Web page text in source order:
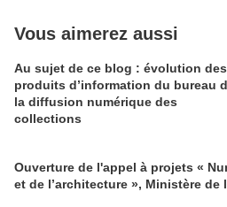
Vous aimerez aussi
Au sujet de ce blog : évolution des
produits d’information du bureau
la diffusion numérique des
collections
Ouverture de l'appel à projets «
et de l’architecture », Ministère de